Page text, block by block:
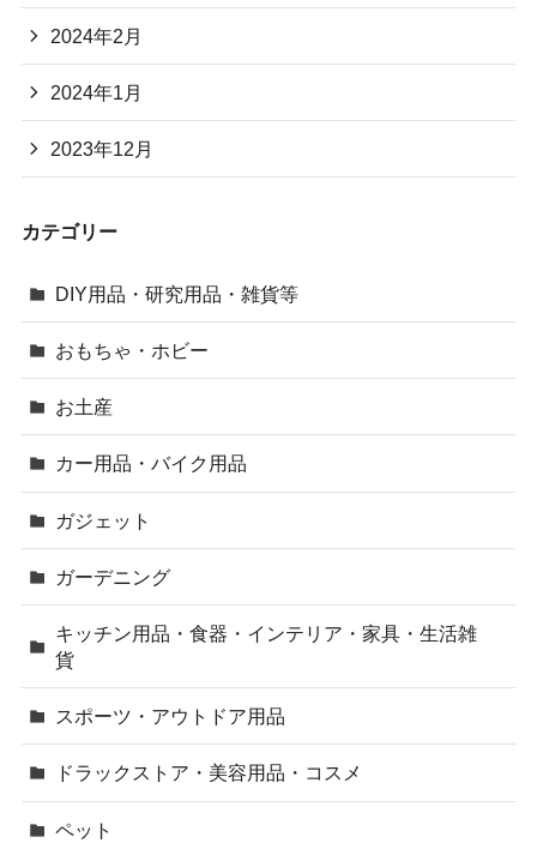
2024年2月
2024年1月
2023年12月
カテゴリー
DIY用品・研究用品・雑貨等
おもちゃ・ホビー
お土産
カー用品・バイク用品
ガジェット
ガーデニング
キッチン用品・食器・インテリア・家具・生活雑
貨
スポーツ・アウトドア用品
ドラックストア・美容用品・コスメ
ペット